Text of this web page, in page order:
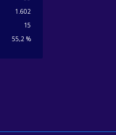
1.602
15
55,2 %